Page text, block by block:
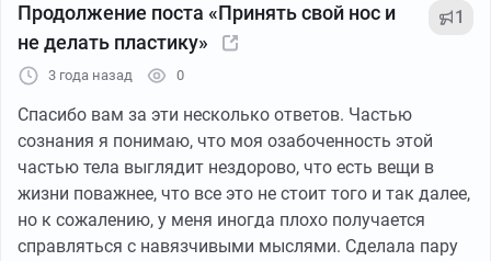
Продолжение поста «Принять свой нос и
не делать пластику»
1
3 года назад 0
Спасибо вам за эти несколько ответов. Частью
сознания я понимаю, что моя озабоченность этой
частью тела выглядит нездорово, что есть вещи в
жизни поважнее, что все это не стоит того и так далее,
но к сожалению, у меня иногда плохо получается
справляться с навязчивыми мыслями. Сделала пару